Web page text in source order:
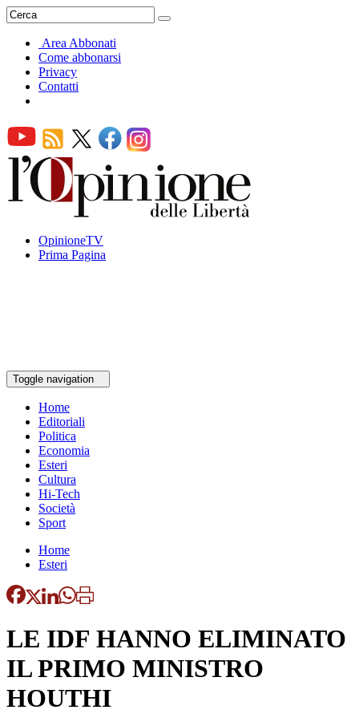
Area Abbonati
Come abbonarsi
Privacy
Contatti
OpinioneTV
Prima Pagina
Toggle navigation
Home
Editoriali
Politica
Economia
Esteri
Cultura
Hi-Tech
Società
Sport
Home
Esteri
LE IDF HANNO ELIMINATO
IL PRIMO MINISTRO
HOUTHI